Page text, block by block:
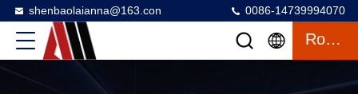
shenbaolaianna@163.con 0086-14739994070
Rozmowa